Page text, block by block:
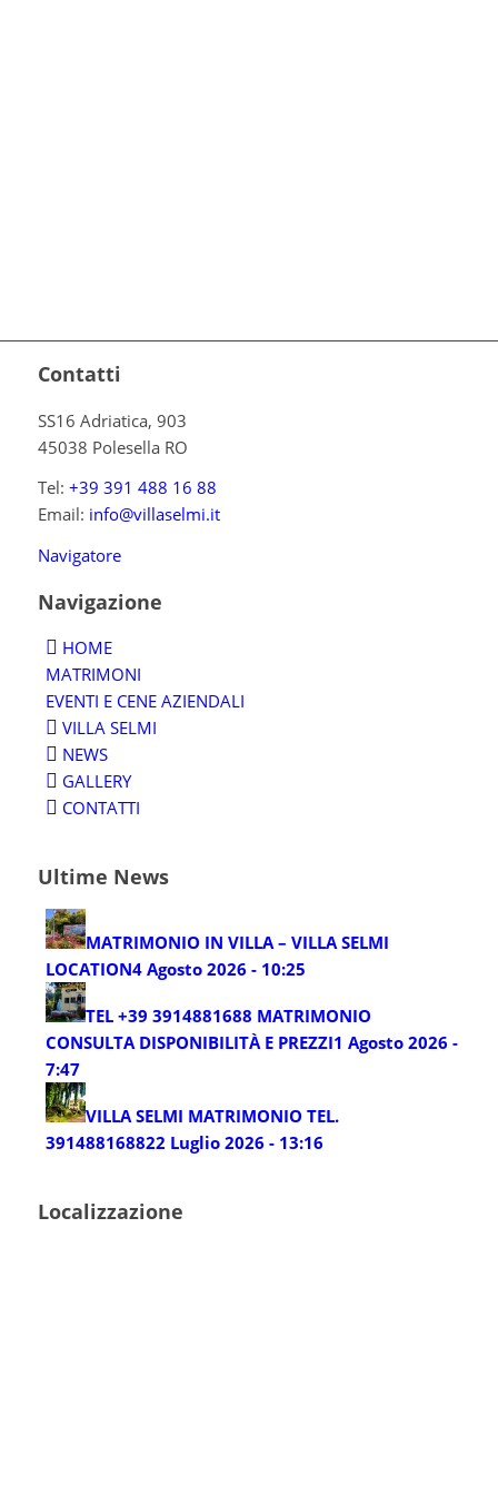
Contatti
SS16 Adriatica, 903
45038 Polesella RO
Tel: +39 391 488 16 88
Email: info@villaselmi.it
Navigatore
Navigazione
HOME
MATRIMONI
EVENTI E CENE AZIENDALI
VILLA SELMI
NEWS
GALLERY
CONTATTI
Ultime News
MATRIMONIO IN VILLA – VILLA SELMI
LOCATION4 Agosto 2026 - 10:25
TEL +39 3914881688 MATRIMONIO
CONSULTA DISPONIBILITÀ E PREZZI1 Agosto 2026 -
7:47
VILLA SELMI MATRIMONIO TEL.
391488168822 Luglio 2026 - 13:16
Localizzazione